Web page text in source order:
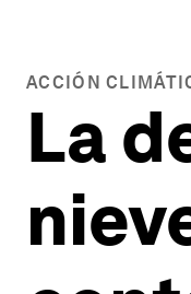
ACCIÓN
La